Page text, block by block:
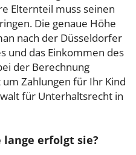
Elternteil muss seinen
Die genaue Höhe
nach der Düsseldorfer
und das Einkommen des
der Berechnung
Zahlungen für Ihr Kind
für Unterhaltsrecht in
erfolgt sie?